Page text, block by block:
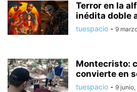
Terror en la
inédita doble
tuespacio - 9
Montecristo:
convierte en
tuespacio - 9